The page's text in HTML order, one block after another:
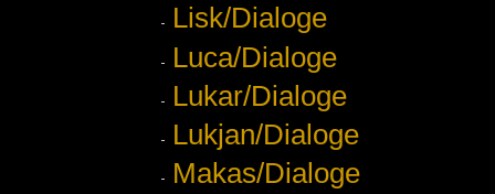
Lisk/Dialoge
Luca/Dialoge
Lukar/Dialoge
Lukjan/Dialoge
Makas/Dialoge